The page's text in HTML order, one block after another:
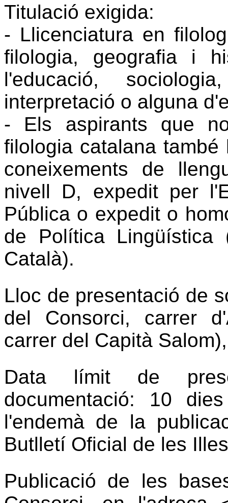
Titulació exigida:
- Llicenciatura en
filologia, geografia i
l'educació,
interpretació o alguna
- Els aspirants que
filologia catalana
coneixements de
nivell D, expedit per
Pública o expedit o
de Política Lingüística
Català).
Lloc de presentació de
del Consorci, carrer
carrer del Capità
Data límit de
documentació: 10
l'endemà de la
Butlletí Oficial de les
Publicació de les